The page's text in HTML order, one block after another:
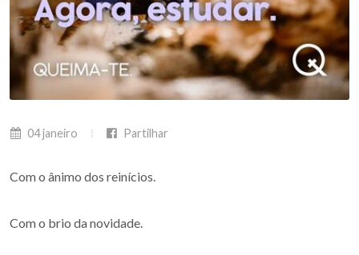
04 janeiro Partilhar
Com o ânimo dos reinícios.
Com o brio da novidade.